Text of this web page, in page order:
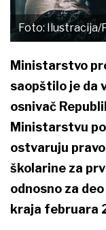
Foto: Ilustracija/
Ministarstvo
saopštilo je da
osnivač
Ministarstvu
ostvaruju
školarine za
odnosno za
kraja februara